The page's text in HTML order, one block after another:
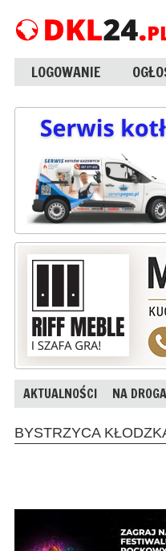
LOGOWANIE
AKTUALNOŚCI NA
BYSTRZYCA